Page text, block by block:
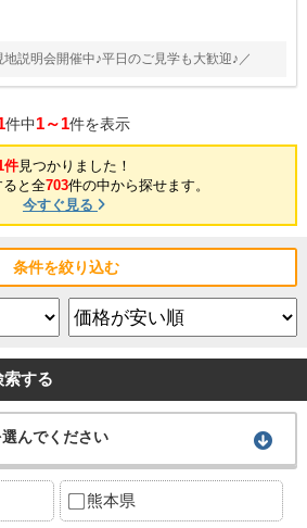
説明会開催中♪平日のご見学も大歓迎♪／
件中1～1件を表示
件見つかりました！
ると全703件の中から探せます。
今すぐ見る
条件を絞り込む
索する
んでください
熊本県